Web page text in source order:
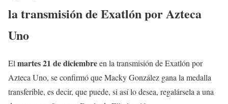
la transmisión de Exatlón por Azteca
Uno
El martes 21 de diciembreen la transmisión de Exatlón por
Azteca Uno, se confirmó que Macky González gana la medalla
transferible, es decir, que puede, si así lo desea, regalársela a una